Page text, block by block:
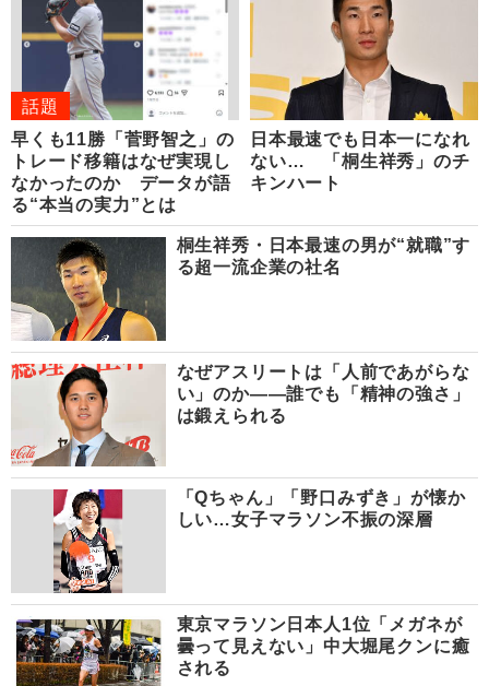
話題
早くも11勝「菅野智之」の
トレード移籍はなぜ実現し
なかったのか データが語
る“本当の実力”とは
日本最速でも日本一になれ
ない… 「桐生祥秀」のチ
キンハート
桐生祥秀・日本最速の男が“就職”す
る超一流企業の社名
なぜアスリートは「人前であがらな
い」のか――誰でも「精神の強さ」
は鍛えられる
「Qちゃん」「野口みずき」が懐か
しい…女子マラソン不振の深層
東京マラソン日本人1位「メガネが
曇って見えない」中大堀尾クンに癒
される